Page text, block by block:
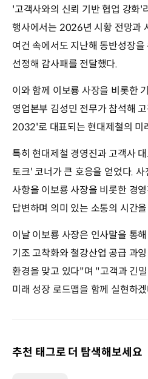
'고객사와의 신뢰 기반 협업 강화'
행사에서는 2026년 시황 전망과
여건 속에서도 지난해 동반성장
선정해 감사패를 전달했다.
이와 함께 이보룡 사장을 비롯한
영업본부 김성민 전무가 참석해
2032'로 대표되는 현대제철의 미
특히 현대제철 경영진과 고객사
토크' 코너가 큰 호응을 얻었다.
사항을 이보룡 사장을 비롯한 경
답변하며 의미 있는 소통의 시간
이날 이보룡 사장은 인사말을 통
기조 고착화와 철강산업 공급 과
환경을 맞고 있다"며 "고객과 긴
미래 성장 로드맵을 함께 실현하
추천 태그로 더 탐색해보세요